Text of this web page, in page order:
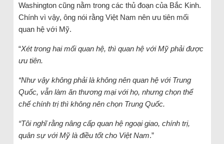
Washington cũng nằm trong các thủ đoạn của Bắc Kinh.
Chính vì vậy, ông nói rằng Việt Nam nên ưu tiên mối
quan hệ với Mỹ.
“Xét trong hai mối quan hệ, thì quan hệ với Mỹ phải được
ưu tiên.
“Như vậy không phải là không nên quan hệ với Trung
Quốc, vẫn làm ăn thương mại với họ, nhưng chọn thể
chế chính trị thì không nên chọn Trung Quốc.
“Tôi nghĩ rằng nâng cấp quan hệ ngoại giao, chính trị,
quân sự với Mỹ là điều tốt cho Việt Nam.”